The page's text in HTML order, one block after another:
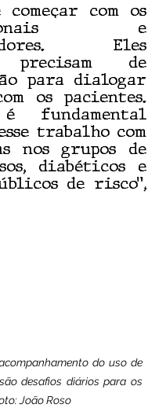
começar com os
e
Eles
precisam de
para dialogar
os pacientes.
é fundamental
trabalho com
nos grupos de
diabéticos e
de risco”,
do uso de
desafios diários para os
João Roso